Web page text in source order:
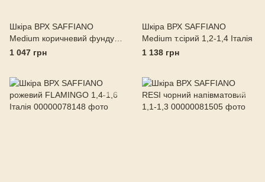
Шкіра ВРХ SAFFIANO
Medium коричневий фундук
1,1-1,3 Італія
1 047 грн
Шкіра ВРХ SAFFIANO
Medium т.сірий 1,2-1,4 Італія
1 138 грн